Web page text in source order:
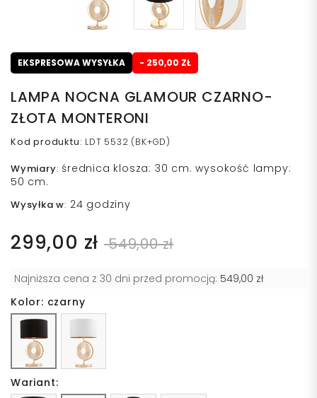
EKSPRESOWA WYSYŁKA - 250,00 ZŁ
LAMPA NOCNA GLAMOUR CZARNO-
ZŁOTA MONTERONI
Kod produktu: LDT 5532 (BK+GD)
Wymiary: średnica klosza: 30 cm. wysokość lampy:
50 cm.
Wysyłka w: 24 godziny
299,00 zł 549,00 zł
Najniższa cena z 30 dni przed promocją: 549,00 zł
Kolor: czarny
Wariant: